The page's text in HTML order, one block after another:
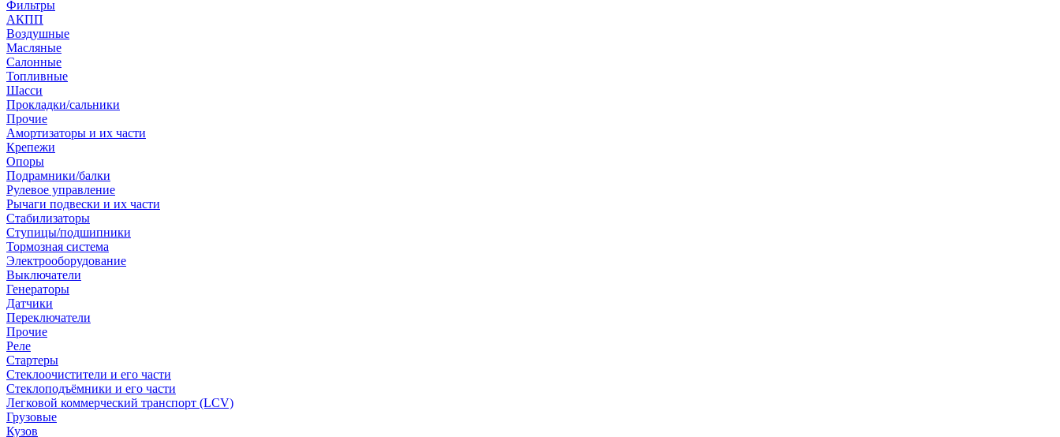
Фильтры
АКПП
Воздушные
Масляные
Салонные
Топливные
Шасси
Прокладки/сальники
Прочие
Амортизаторы и их части
Крепежи
Опоры
Подрамники/балки
Рулевое управление
Рычаги подвески и их части
Стабилизаторы
Ступицы/подшипники
Тормозная система
Электрооборудование
Выключатели
Генераторы
Датчики
Переключатели
Прочие
Реле
Стартеры
Стеклоочистители и его части
Стеклоподъёмники и его части
Легковой коммерческий транспорт (LCV)
Грузовые
Кузов